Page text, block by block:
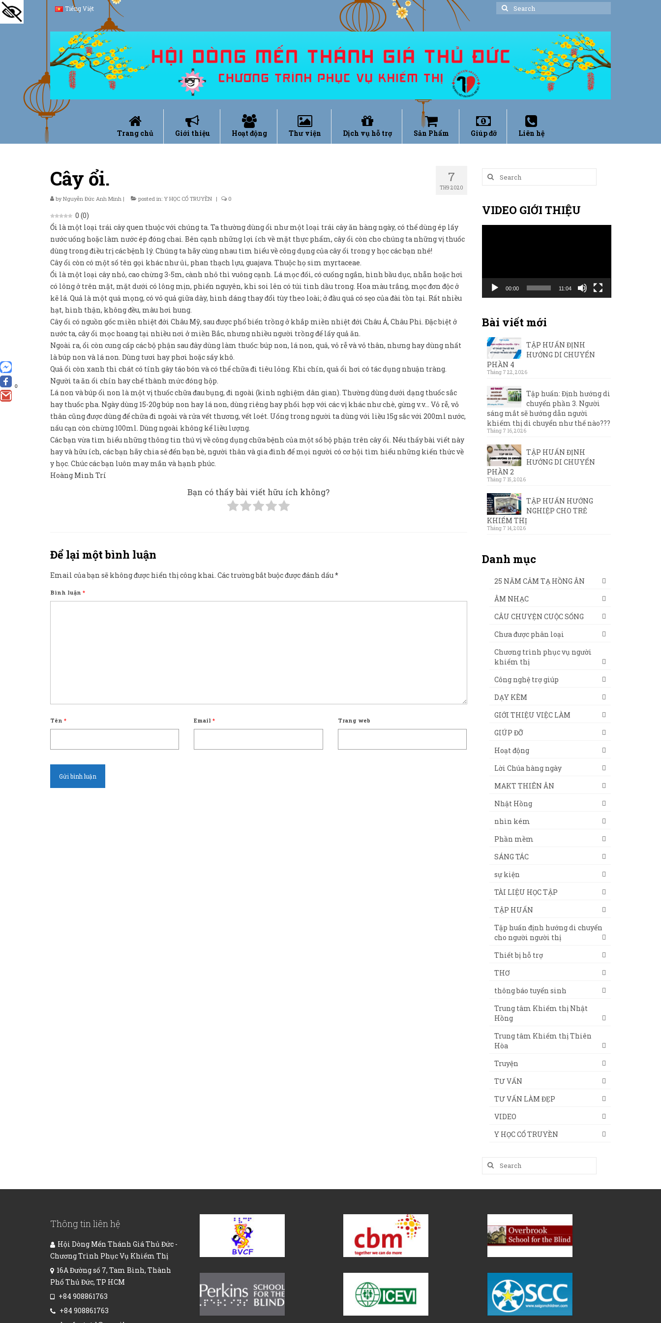
0
Tiếng Việt
Search
Trang chủ Giới thiệu Hoạt động Thư viện Dịch vụ hỗ trợ Sản Phẩm Giúp đỡ Liên hệ
7
TH9 2020
Cây ổi.
byNguyễn Đức Anh Minh | posted in: Y HỌC CỔ TRUYỀN | 0
0 (0)
Ổi là một loại trái cây quen thuộc với chúng ta. Ta thường dùng ổi như một loại trái cây ăn hàng ngày, có thể dùng ép lấy
nước uống hoặc làm nước ép đóng chai. Bên cạnh những lợi ích về mặt thực phẩm, cây ổi còn cho chúng ta những vị thuốc
dùng trong điều trị các bệnh lý. Chúng ta hãy cùng nhau tìm hiểu về công dụng của cây ổi trong y học các bạn nhé!
Cây ổi còn có một số tên gọi khác như ủi, phan thạch lựu, guajava. Thuộc họ sim myrtaceae.
Ổi là một loại cây nhỏ, cao chừng 3-5m, cành nhỏ thì vuông cạnh. Lá mọc đối, có cuống ngắn, hình bầu dục, nhẵn hoặc hơi
có lông ở trên mặt, mặt dưới có lông mịn, phiến nguyên, khi soi lên có túi tinh dầu trong. Hoa màu trắng, mọc đơn độc ở
kẽ lá. Quả là một quả mọng, có vỏ quả giữa dày, hình dáng thay đổi tùy theo loài; ở đầu quả có sẹo của đài tồn tại. Rất nhiều
hạt, hình thận, không đều, màu hơi hung.
Cây ổi có nguồn gốc miền nhiệt đới Châu Mỹ, sau được phổ biến trồng ở khắp miền nhiệt đới Châu Á, Châu Phi. Đặc biệt ở
nước ta, cây ổi mọc hoang tại nhiều nơi ở miền Bắc, nhưng nhiều người trồng để lấy quả ăn.
Ngoài ra, ổi còn cung cấp các bộ phận sau đây dùng làm thuốc: búp non, lá non, quả, vỏ rễ và vỏ thân, nhưng hay dùng nhất
là búp non và lá non. Dùng tươi hay phơi hoặc sấy khô.
Quả ổi còn xanh thì chát có tính gây táo bón và có thể chữa đi tiêu lỏng. Khi chín, quả ổi hơi có tác dụng nhuận tràng.
Người ta ăn ổi chín hay chế thành mức đóng hộp.
Lá non và búp ổi non là một vị thuốc chữa đau bụng, đi ngoài (kinh nghiệm dân gian). Thường dùng dưới dạng thuốc sắc
hay thuốc pha. Ngày dùng 15-20g búp non hay lá non, dùng riêng hay phối hợp với các vị khác như chè, gừng v.v… Vỏ rễ, vỏ
thân cũng được dùng để chữa đi ngoài và rửa vết thương, vết loét. Uống trong người ta dùng với liều 15g sắc với 200ml nước,
nấu cạn còn chừng 100ml. Dùng ngoài không kể liều lượng.
Các bạn vừa tìm hiểu những thông tin thú vị về công dụng chữa bệnh của một số bộ phận trên cây ổi. Nếu thấy bài viết này
hay và hữu ích, các bạn hãy chia sẻ đến bạn bè, người thân và gia đình để mọi người có cơ hội tìm hiểu những kiến thức về
y học. Chúc các bạn luôn may mắn và hạnh phúc.
Hoàng Minh Trí
Bạn có thấy bài viết hữu ích không?
Để lại một bình luận
Email của bạn sẽ không được hiển thị công khai. Các trường bắt buộc được đánh dấu*
Bình luận *
Tên * Email* Trang web
Search
for:
VIDEO GIỚI THIỆU
00:00 11:04
Bài viết mới
TẬP HUẤN ĐỊNH
HƯỚNG DI CHUYỂN
PHẦN 4
Tháng 7 22, 2026
Tập huấn: Định hướng di
chuyển phần 3. Người
sáng mắt sẽ hướng dẫn người
khiếm thị di chuyển như thế nào???
Tháng 7 16, 2026
TẬP HUẤN ĐỊNH
HƯỚNG DI CHUYỂN
PHẦN 2
Tháng 7 15, 2026
TẬP HUẤN HƯỚNG
NGHIỆP CHO TRẺ
KHIẾM THỊ
Tháng 7 14, 2026
Danh mục
25 NĂM CẢM TẠ HỒNG ÂN
ÂM NHẠC
CÂU CHUYỆN CUỘC SỐNG
Chưa được phân loại
Chương trình phục vụ người
khiếm thị
Công nghệ trợ giúp
DẠY KÈM
GIỚI THIỆU VIỆC LÀM
GIÚP ĐỠ
Hoạt động
Lời Chúa hàng ngày
MAKT THIÊN ÂN
Nhật Hồng
nhìn kém
Phần mềm
SÁNG TÁC
sự kiện
TÀI LIỆU HỌC TẬP
TẬP HUẤN
Tập huấn định hướng di chuyển
cho người người thị
Thiết bị hỗ trợ
THƠ
thông báo tuyển sinh
Trung tâm Khiếm thị Nhật
Hồng
Trung tâm Khiếm thị Thiên
Hòa
Truyện
TƯ VẤN
TƯ VẤN LÀM ĐẸP
VIDEO
Y HỌC CỔ TRUYỀN
Search
for:
Thông tin liên hệ
Hội Dòng Mến Thánh Giá Thủ Đức -
Chương Trình Phục Vụ Khiếm Thị
16A Đường số 7, Tam Bình, Thành
Phố Thủ Đức, TP HCM
+84 908861763
+84 908861763